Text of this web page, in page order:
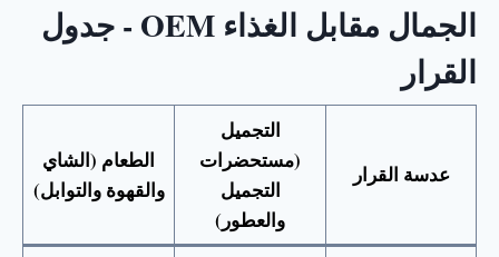
الجمال مقابل الغذاء OEM - جدول
القرار
عدسة القرار
التجميل
(مستحضرات
التجميل
والعطور)
الطعام (الشاي
والقهوة والتوابل)